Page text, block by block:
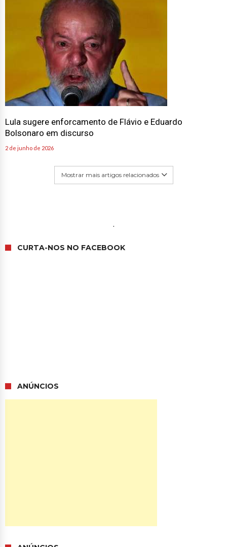
Lula sugere enforcamento de Flávio e Eduardo
Bolsonaro em discurso
2 de junho de 2026
Mostrar mais artigos relacionados
.
CURTA-NOS NO FACEBOOK
ANÚNCIOS